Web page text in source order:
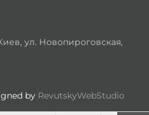
ул. Новопироговская,
by RevutskyWebStudio